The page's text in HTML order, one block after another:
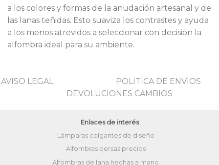
a los colores y formas de la anudación artesanal y de
las lanas teñidas. Esto suaviza los contrastes y ayuda
a los menos atrevidos a seleccionar con decisión la
alfombra ideal para su ambiente.
AVISO LEGAL
POLİTİCA DE ENVİOS
DEVOLUCIONES CAMBIOS
Enlaces de interés
Lámparas colgantes de diseño
Alfombras persas precios
Alfombras de lana hechas a mano